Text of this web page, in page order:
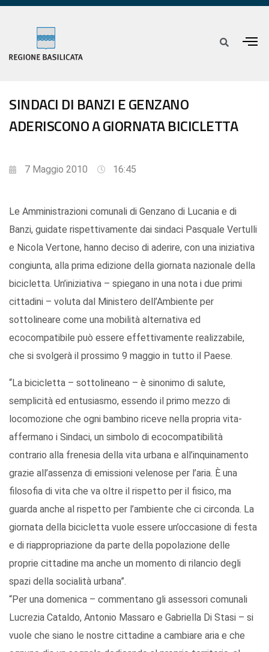
SINDACI DI BANZI E GENZANO
ADERISCONO A GIORNATA BICICLETTA
7 Maggio 2010 16:45
Le Amministrazioni comunali di Genzano di Lucania e di
Banzi, guidate rispettivamente dai sindaci Pasquale Vertulli
e Nicola Vertone, hanno deciso di aderire, con una iniziativa
congiunta, alla prima edizione della giornata nazionale della
bicicletta. Un’iniziativa – spiegano in una nota i due primi
cittadini – voluta dal Ministero dell’Ambiente per
sottolineare come una mobilità alternativa ed
ecocompatibile può essere effettivamente realizzabile,
che si svolgerà il prossimo 9 maggio in tutto il Paese.
“La bicicletta – sottolineano – è sinonimo di salute,
semplicità ed entusiasmo, essendo il primo mezzo di
locomozione che ogni bambino riceve nella propria vita-
affermano i Sindaci, un simbolo di ecocompatibilità
contrario alla frenesia della vita urbana e all’inquinamento
grazie all’assenza di emissioni velenose per l’aria. È una
filosofia di vita che va oltre il rispetto per il fisico, ma
guarda anche al rispetto per l’ambiente che ci circonda. La
giornata della bicicletta vuole essere un’occasione di festa
e di riappropriazione da parte della popolazione delle
proprie cittadine ma anche un momento di rilancio degli
spazi della socialità urbana”.
“Per una domenica – commentano gli assessori comunali
Lucrezia Cataldo, Antonio Massaro e Gabriella Di Stasi – si
vuole che siano le nostre cittadine a cambiare aria e che